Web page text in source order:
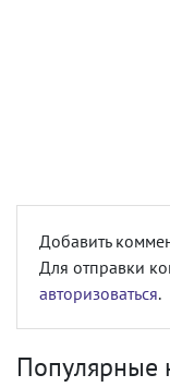
Добавить
Для отправки
авторизоваться.
Популярные